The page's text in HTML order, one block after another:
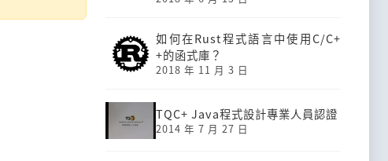
如何在Rust程式語言中使用C/C+
+的函式庫？
2018 年 11 月 3 日
TQC+ Java程式設計專業人員認證
2014 年 7 月 27 日